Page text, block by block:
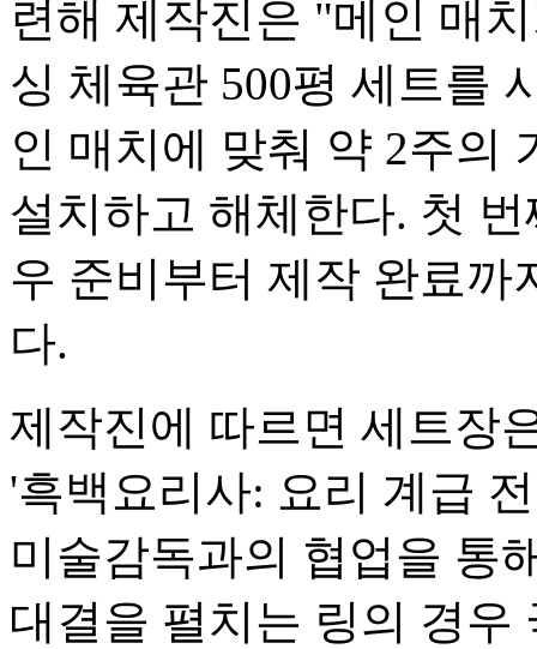
련해 제작진은 "메인 매
싱 체육관 500평 세트를
인 매치에 맞춰 약 2주의
설치하고 해체한다. 첫
우 준비부터 제작 완료까
다.
제작진에 따르면 세트장
'흑백요리사: 요리 계급
미술감독과의 협업을 통
대결을 펼치는 링의 경우